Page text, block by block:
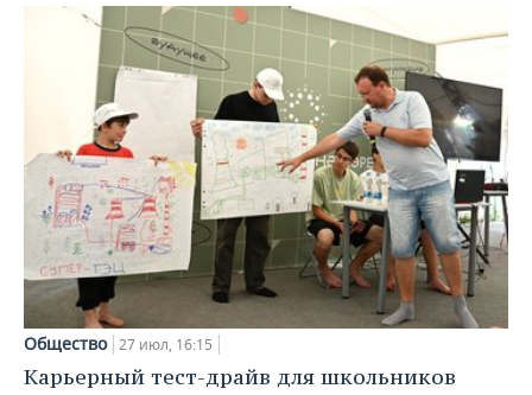
Общество 27 июл, 16:15
Карьерный тест-драйв для школьников